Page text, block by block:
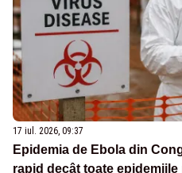
17 iul. 2026, 09:37
Epidemia de Ebola din
rapid decât toate